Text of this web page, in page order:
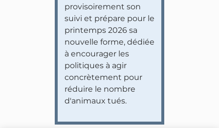
provisoirement son
suivi et prépare pour le
printemps 2026 sa
nouvelle forme, dédiée
à encourager les
politiques à agir
concrètement pour
réduire le nombre
d'animaux tués.